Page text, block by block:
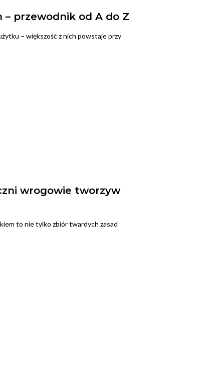
przewodnik od A do Z
– większość z nich powstaje przy
wrogowie tworzyw
to nie tylko zbiór twardych zasad